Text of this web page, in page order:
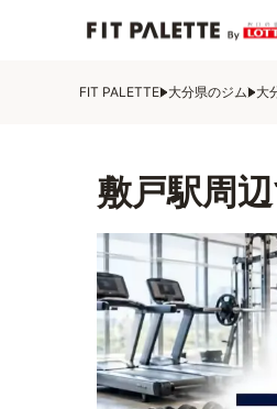
FIT PALETTE 大分県のジム 大
敷戸駅周